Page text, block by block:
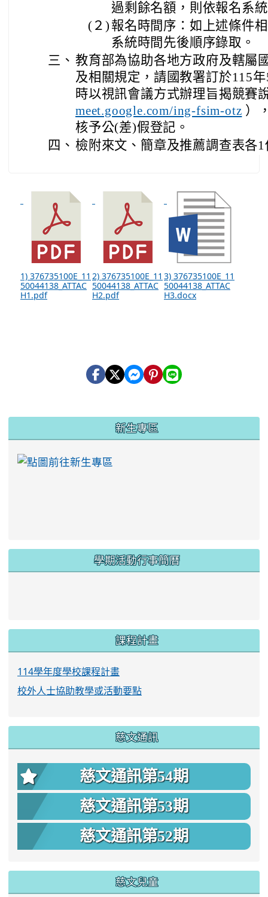
過剩餘名額，則依報名系
(２) 報名時間序：如上述條件
系統時間先後順序錄取。
三、 教育部為協助各地方政府及轄屬
及相關規定，請國教署訂於115
時以視訊會議方式辦理旨揭競賽
meet.google.com/ing-fsim-otz ）
核予公(差)假登記。
四、 檢附來文、簡章及推薦調查表各
1) 376735100E_11
50044138_ATTAC
H1.pdf
2) 376735100E_11
50044138_ATTAC
H2.pdf
3) 376735100E_11
50044138_ATTAC
H3.docx
新生專區
學期活動行事簡曆
課程計畫
114學年度學校課程計畫
校外人士協助教學或活動要點
慈文通訊
慈文通訊第54期
慈文通訊第53期
慈文通訊第52期
慈文兒童